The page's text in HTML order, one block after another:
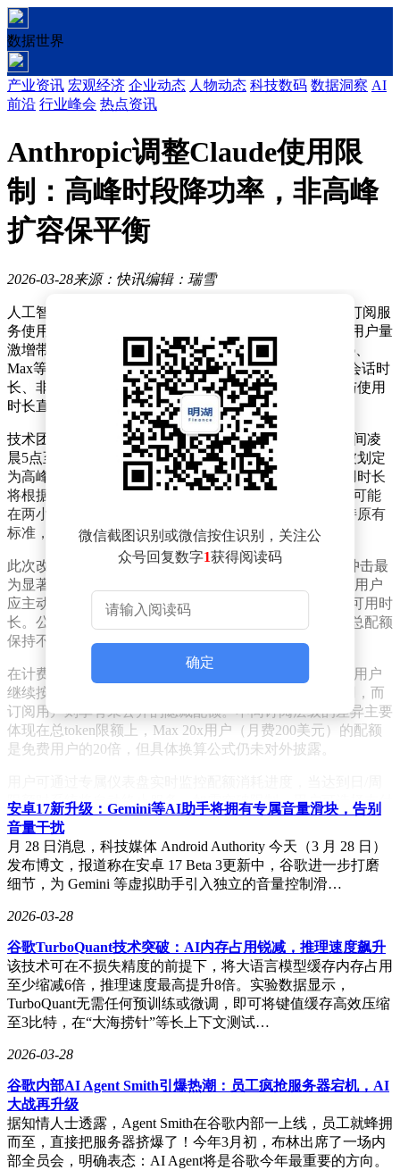
数据世界
产业资讯 宏观经济 企业动态 人物动态 科技数码 数据洞察 AI
前沿 行业峰会 热点资讯
Anthropic调整Claude使用限
制：高峰时段降功率，非高峰
扩容保平衡
2026-03-28来源：快讯编辑：瑞雪
人工智能企业Anthropic近日宣布对旗下AI助手Claude的订阅服
务使用规则进行重大调整，通过引入动态配额机制应对用户量
激增带来的系统压力。此次改革主要针对免费用户及Pro、
Max等付费订阅层级，核心措施包括高峰时段缩短单次会话时
长、非高峰时段扩大服务容量，并首次将Token消耗量与使用
时长直接挂钩。
技术团队成员Thariq Shihipar在社交平台披露，太平洋时间凌
晨5点至上午11点（格林尼治标准时间13点至19点）将被划定
为高峰时段。在此期间，用户原本享有的5小时连续使用时长
将根据实际token消耗速度动态调整，部分高强度使用者可能
在两小时内即耗尽配额。非高峰时段的5小时配额则保持原有
标准，用户可完整使用五小时。
此次改革将影响约7%的活跃用户，其中Pro订阅用户受冲击最
为显著。Shihipar特别指出，运行数据密集型后台任务的用户
应主动将作业安排在非高峰时段，此举可有效延长单日可用时
长。公司强调虽然单日使用体验出现时段性差异，但周总配额
保持不变，仅是资源分配方式发生改变。
在计费体系方面，Anthropic维持API与订阅双轨制。API用户
继续按照输入/输出token、缓存写入频率等维度支付费用，而
订阅用户则享有未公开的隐藏配额。不同订阅层级的差异主要
体现在总token限额上，Max 20x用户（月费200美元）的配额
是免费用户的20倍，但具体换算公式仍未对外披露。
限额时系统将自动终止服务。如需突破限制，用户可选择支付
溢价获取临时配额。这种"软限制+弹性付费"的模式，既保障
了基础服务的公平性，又为高需求用户提供了升级通道。
开发社区对高峰时段定义提出质疑，指出太平洋时间凌晨5点
正值加州深夜，实际影响可能波及亚洲及欧洲用户。对此
Shihipar回应称，时段划分基于全球用户活跃度大数据分析，
收入投入算力扩容，预计本季度可将非高峰时段处理能力提升
40%。
当前Claude订阅体系包含四个层级：免费版、Pro版（20美元/
月）、Max 5x版（100美元/月）和Max 20x版（200美元/
等维度存在差异，但具体技术参数均未公开。这种"黑箱式"的
议焦点。
微信截图识别或微信按住识别，关注公
众号回复数字1获得阅读码
确定
安卓17新升级：Gemini等AI助手将拥有专属音量滑块，告别
音量干扰
月 28 日消息，科技媒体 Android Authority 今天（3 月 28 日）
发布博文，报道称在安卓 17 Beta 3更新中，谷歌进一步打磨
细节，为 Gemini 等虚拟助手引入独立的音量控制滑…
2026-03-28
谷歌TurboQuant技术突破：AI内存占用锐减，推理速度飙升
该技术可在不损失精度的前提下，将大语言模型缓存内存占用
至少缩减6倍，推理速度最高提升8倍。实验数据显示，
TurboQuant无需任何预训练或微调，即可将键值缓存高效压缩
至3比特，在“大海捞针”等长上下文测试…
2026-03-28
谷歌内部AI Agent Smith引爆热潮：员工疯抢服务器宕机，AI
大战再升级
据知情人士透露，Agent Smith在谷歌内部一上线，员工就蜂拥
而至，直接把服务器挤爆了！今年3月初，布林出席了一场内
部全员会，明确表态：AI Agent将是谷歌今年最重要的方向。